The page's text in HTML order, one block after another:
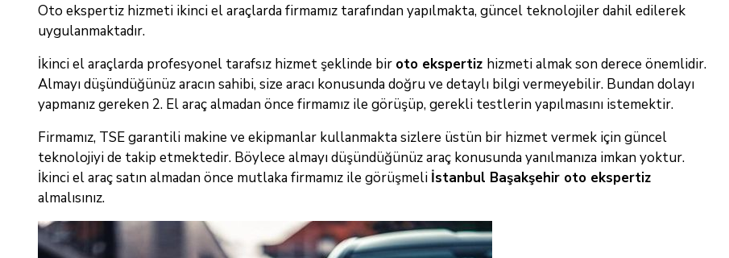
Oto ekspertiz hizmeti ikinci el araçlarda firmamız tarafından yapılmakta, güncel teknolojiler dahil edilerek
uygulanmaktadır.
İkinci el araçlarda profesyonel tarafsız hizmet şeklinde bir oto ekspertiz hizmeti almak son derece önemlidir.
Almayı düşündüğünüz aracın sahibi, size aracı konusunda doğru ve detaylı bilgi vermeyebilir. Bundan dolayı
yapmanız gereken 2. El araç almadan önce firmamız ile görüşüp, gerekli testlerin yapılmasını istemektir.
Firmamız, TSE garantili makine ve ekipmanlar kullanmakta sizlere üstün bir hizmet vermek için güncel
teknolojiyi de takip etmektedir. Böylece almayı düşündüğünüz araç konusunda yanılmanıza imkan yoktur.
İkinci el araç satın almadan önce mutlaka firmamız ile görüşmeli İstanbul Başakşehir oto ekspertiz
almalısınız.